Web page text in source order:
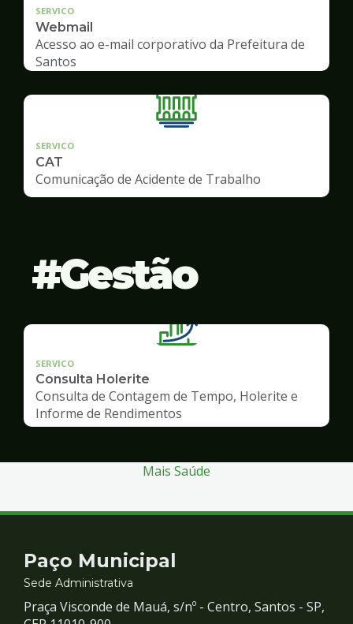
SERVICO
Webmail
Acesso ao e-mail corporativo da Prefeitura de
Santos
SERVICO
CAT
Comunicação de Acidente de Trabalho
Gestão
SERVICO
Consulta Holerite
Consulta de Contagem de Tempo, Holerite e
Informe de Rendimentos
Mais Saúde
Contato
e
Paço Municipal
Sede Administrativa
Praça Visconde de Mauá, s/nº - Centro, Santos - SP,